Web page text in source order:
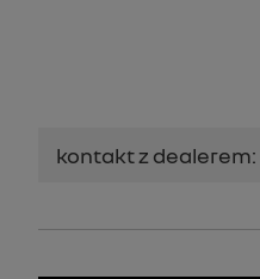
kontakt z dealerem: